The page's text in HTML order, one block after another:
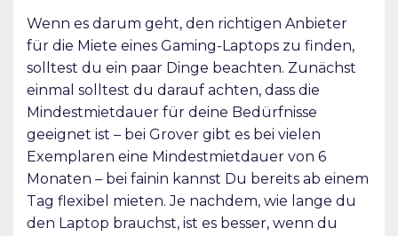
Wenn es darum geht, den richtigen Anbieter
für die Miete eines Gaming-Laptops zu finden,
solltest du ein paar Dinge beachten. Zunächst
einmal solltest du darauf achten, dass die
Mindestmietdauer für deine Bedürfnisse
geeignet ist – bei Grover gibt es bei vielen
Exemplaren eine Mindestmietdauer von 6
Monaten – bei fainin kannst Du bereits ab einem
Tag flexibel mieten. Je nachdem, wie lange du
den Laptop brauchst, ist es besser, wenn du